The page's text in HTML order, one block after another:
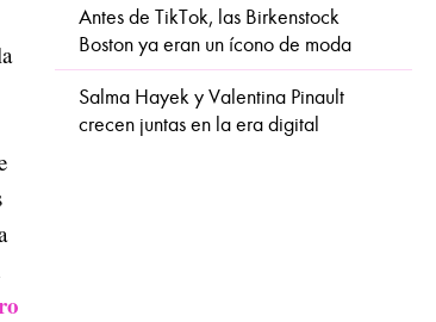
Antes de TikTok, las Birkenstock
Boston ya eran un ícono de moda
Salma Hayek y Valentina Pinault
crecen juntas en la era digital